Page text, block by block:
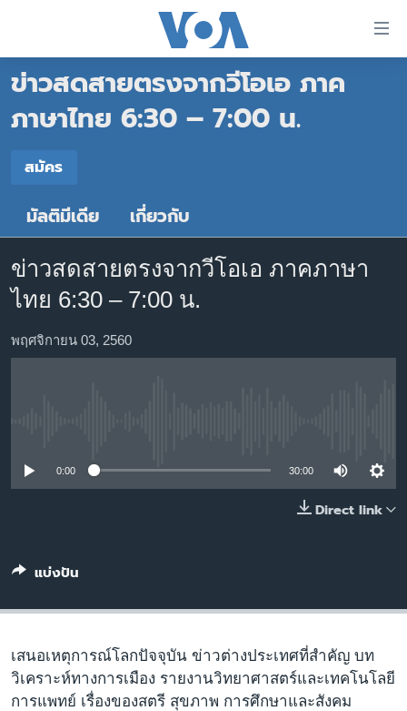
ต่อ
ไป
หลัก
หน้า
หลัก
ข้าม
ไป
การ
หน้าหลัก
โลก
เอเชีย
ไทย
ธุรกิจ
วิทยาศาสตร์
ไลฟ์สไตล์
ข่าวสดสายตรงจากวีโอเอ ภาค
ภาษาไทย 6:30 – 7:00 น.
สมัคร
Spotify
สมัคร
มัลติมีเดีย เกี่ยวกับ
ข่าวสดสายตรงจากวีโอเอ ภาคภาษา
ไทย 6:30 – 7:00 น.
พฤศจิกายน 03, 2560
0:00 30:00
Direct link
แบ่งปัน
เสนอเหตุการณ์โลกปัจจุบัน ข่าวต่างประเทศที่สำคัญ บท
วิเคราะห์ทางการเมือง รายงานวิทยาศาสตร์และเทคโนโลยี
การแพทย์ เรื่องของสตรี สุขภาพ การศึกษาและสังคม